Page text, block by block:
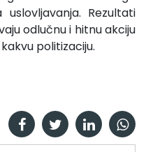
Rezultati
odlučnu i hitnu akciju
politizaciju.